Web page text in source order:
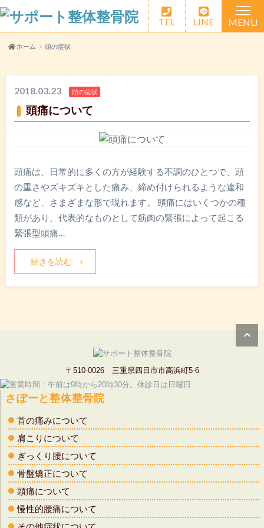
TEL LINE MENU
選ばれる理由
交通事故治療
アクセス
よくある質問
ホーム 頭の症状
2018.03.23 頭の症状
頭痛について
頭痛は、日常的に多くの方が経験する不調のひとつで、頭
の重さやズキズキとした痛み、締め付けられるような違和
感など、さまざまな形で現れます。 頭痛にはいくつかの種
類があり、代表的なものとして筋肉の緊張によって起こる
緊張型頭痛…
続きを読む
〒510-0026 三重県四日市市高浜町5-6
さぽーと整体整骨院
首の痛みについて
肩こりについて
ぎっくり腰について
骨盤矯正について
頭痛について
慢性的腰痛について